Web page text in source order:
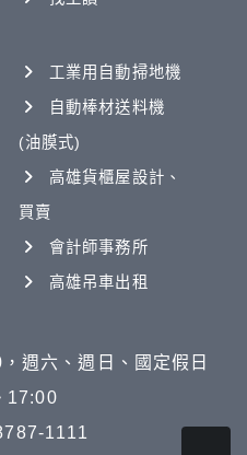
工業用自動掃地機
自動棒材送料機
(油膜式)
高雄貨櫃屋設計、
買賣
會計師事務所
高雄吊車出租
週六、週日、國定假日
17:00
1111